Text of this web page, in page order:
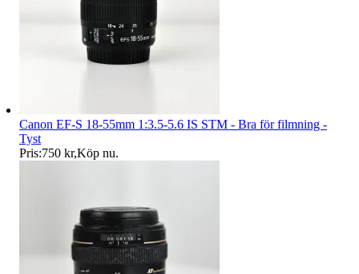
Canon EF-S 18-55mm 1:3.5-5.6 IS STM - Bra för filmning -
Tyst
Pris:750 kr,Köp nu.